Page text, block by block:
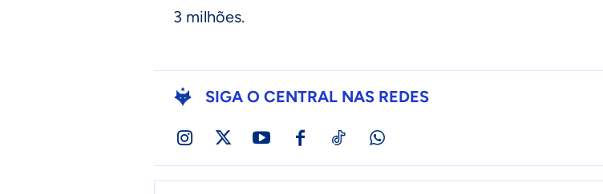
3 milhões.
SIGA O CENTRAL NAS REDES